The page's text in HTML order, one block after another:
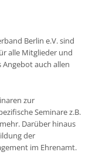
Berlin e.V. sind
alle Mitglieder und
auch allen
zur
Seminare z.B.
Darüber hinaus
der
im Ehrenamt.